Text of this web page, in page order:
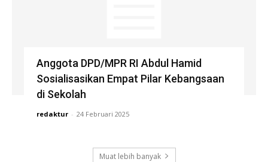
Anggota DPD/MPR RI Abdul Hamid
Sosialisasikan Empat Pilar Kebangsaan
di Sekolah
redaktur - 24 Februari 2025
Muat lebih banyak